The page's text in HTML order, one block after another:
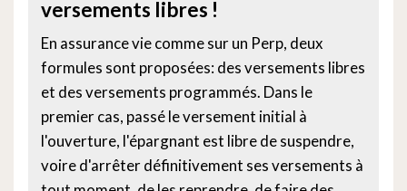
versements libres !
En assurance vie comme sur un Perp, deux
formules sont proposées: des versements libres
et des versements programmés. Dans le
premier cas, passé le versement initial à
l'ouverture, l'épargnant est libre de suspendre,
voire d'arrêter définitivement ses versements à